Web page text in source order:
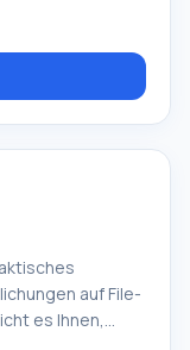
alle
regelmäßig
und intuitive
Version
automatisch,
auf File-
es Ihnen,